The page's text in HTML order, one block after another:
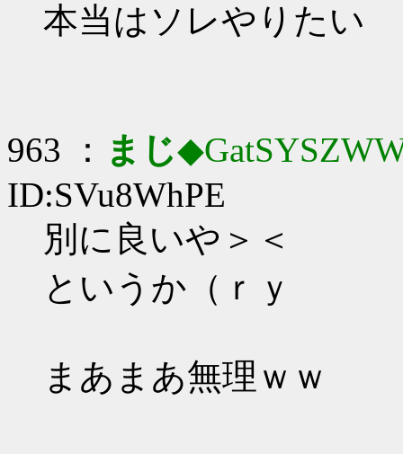
本当はソレやりたい
963 ： まじ
ID:SVu8WhPE
別に良いや＞＜
というか（ｒｙ
まあまあ無理ｗｗ